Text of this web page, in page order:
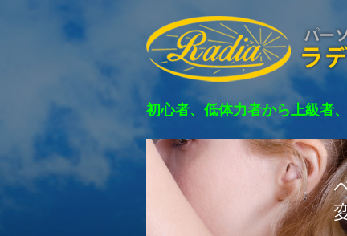
初心者、低体力者から上級者